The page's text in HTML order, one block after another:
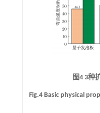
图4 3种
Fig.4 Basic physical